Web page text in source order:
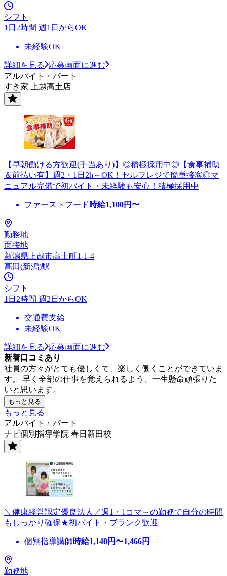
シフト
1日2時間 週1日からOK
未経験OK
詳細を見る
応募画面に進む
アルバイト・パート
すき家 上越高土店
【早朝働ける方歓迎(手当あり)】◎積極採用中◎【食事補助
＆前払い有】週2・1日2h～OK！セルフレジで簡単接客◎マ
ニュアル完備で初バイト・未経験も安心！積極採用中
ファーストフード 時給1,100円〜
勤務地
面接地
新潟県上越市高土町1-1-4
高田(新潟)駅
シフト
1日2時間 週2日からOK
交通費支給
未経験OK
詳細を見る
応募画面に進む
新着口コミあり
社員の方々がとても優しくて、楽しく働くことができていま
す。 早く全部の仕事を覚えられるよう、一生懸命頑張りた
いと思います。
もっと見る
もっと見る
アルバイト・パート
ナビ個別指導学院 春日新田校
＼健康経営認定優良法人／週1・1コマ～の勤務で自分の時間
もしっかり確保★初バイト・ブランク歓迎
個別指導講師時給1,140円〜1,466円
勤務地